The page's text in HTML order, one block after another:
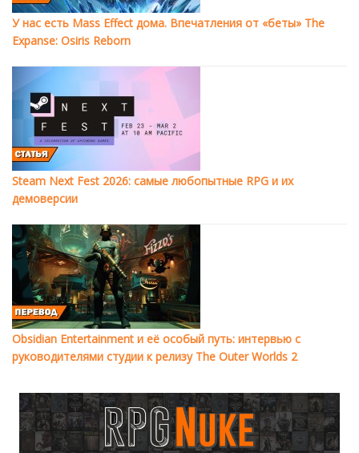
У нас есть Mass Effect дома. Впечатления от «беты» The
Expanse: Osiris Reborn
Steam Next Fest 2026: самые любопытные RPG и их
демоверсии
Obsidian Entertainment и её особый путь: интервью с
руководителями студии к релизу The Outer Worlds 2